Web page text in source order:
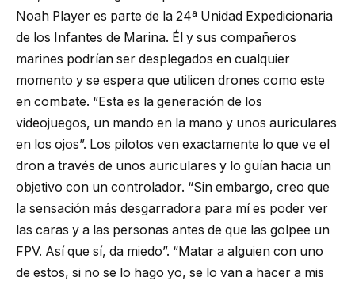
Noah Player es parte de la 24ª Unidad Expedicionaria
de los Infantes de Marina. Él y sus compañeros
marines podrían ser desplegados en cualquier
momento y se espera que utilicen drones como este
en combate. “Esta es la generación de los
videojuegos, un mando en la mano y unos auriculares
en los ojos”. Los pilotos ven exactamente lo que ve el
dron a través de unos auriculares y lo guían hacia un
objetivo con un controlador. “Sin embargo, creo que
la sensación más desgarradora para mí es poder ver
las caras y a las personas antes de que las golpee un
FPV. Así que sí, da miedo”. “Matar a alguien con uno
de estos, si no se lo hago yo, se lo van a hacer a mis